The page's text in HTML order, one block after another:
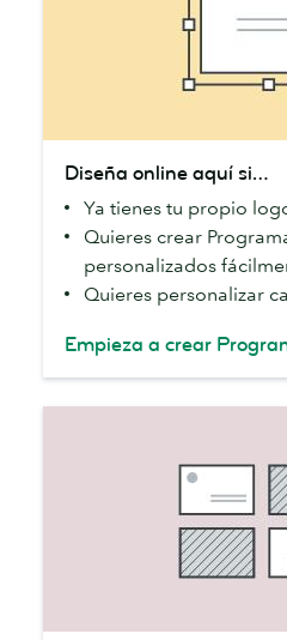
online
aquí
si…
Diseña online aquí si…
Ya tienes tu propio
Quieres crear
personalizados
Quieres personalizar
Empieza a crear